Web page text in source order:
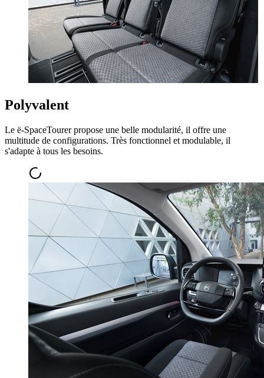
Polyvalent
Le ë-SpaceTourer propose une belle modularité, il offre une
multitude de configurations. Très fonctionnel et modulable, il
s'adapte à tous les besoins.